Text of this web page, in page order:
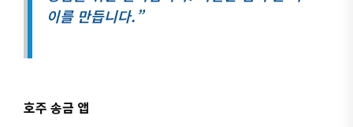
이를 만듭니다.”
호주 송금 앱